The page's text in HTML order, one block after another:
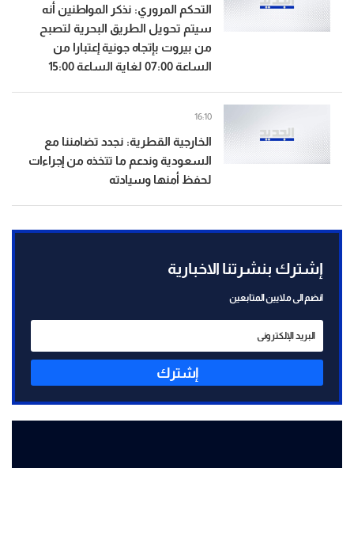
التحكم المروري: نذكر المواطنين أنه
سيتم تحويل الطريق البحرية لتصبح
من بيروت بإتجاه جونية إعتبارا من
الساعة 07:00 لغاية الساعة 15:00
الخارجية القطرية: نجدد تضامننا مع
السعودية وندعم ما تتخذه من إجراءات
لحفظ أمنها وسيادته
16:10
إشترك بنشرتنا الاخبارية
انضم الى ملايين المتابعين
إشترك